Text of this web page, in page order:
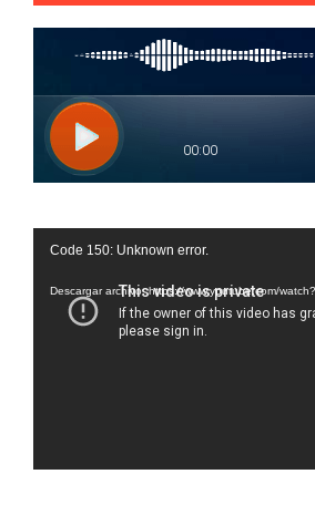
Reproductor
vídeo
Code 150: Unknown error.
Descargar archivo: https://www.youtube.com/